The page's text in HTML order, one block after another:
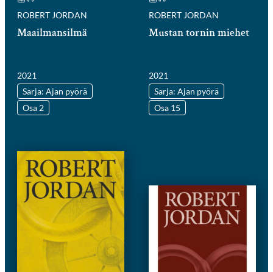
ROBERT JORDAN
Maailmansilmä
2021
Sarja: Ajan pyörä
Osa 2
ROBERT JORDAN
Mustan tornin miehet
2021
Sarja: Ajan pyörä
Osa 15